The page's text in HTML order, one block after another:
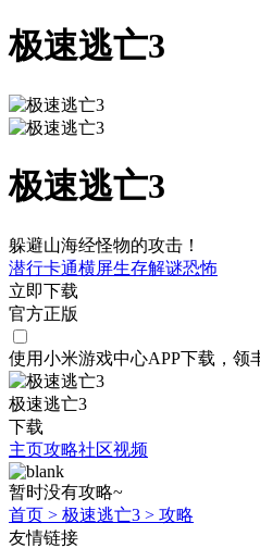
极速逃亡3
极速逃亡3
躲避山海经怪物的攻击！
潜行卡通横屏生存解谜恐怖
立即下载
官方正版
使用小米游戏中心APP下载 ，领
极速逃亡3
下载
主页攻略社区视频
暂时没有攻略~
首页 > 极速逃亡3 > 攻略
友情链接